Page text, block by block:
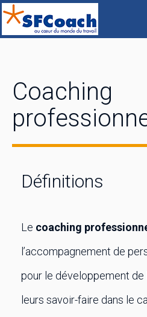
Coaching
Définitions
Le coaching
l’accompagnement de
pour le développement
leurs savoir-faire dans le